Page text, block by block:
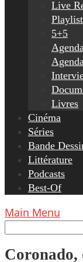
Live
5+5
Livres
Cinéma
Séries
Bande
Littérature
Podcasts
Best-Of
Main Menu
Coronado,